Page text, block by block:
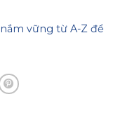
vững từ A-Z để